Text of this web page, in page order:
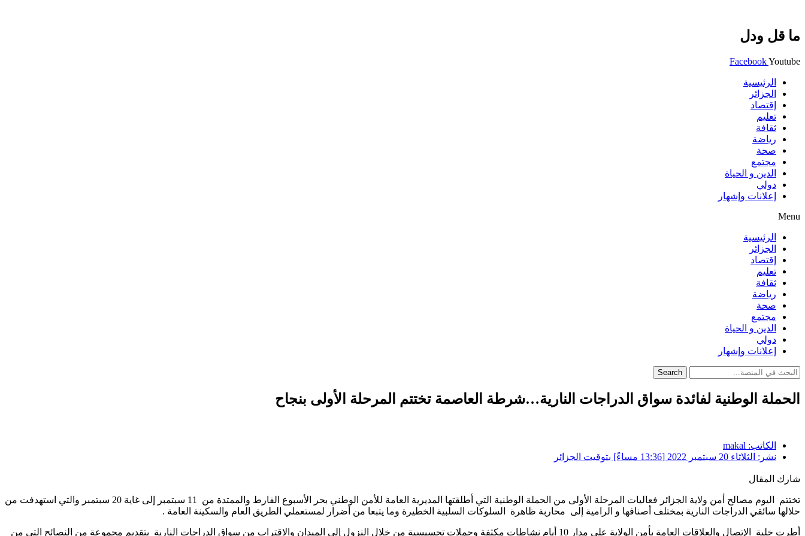
ما قل ودل
FacebookYoutube
الرئيسية
الجزائر
إقتصاد
تعليم
ثقافة
رياضة
صحة
مجتمع
الدين و الحياة
دولي
إعلانات وإشهار
Menu
الرئيسية
الجزائر
إقتصاد
تعليم
ثقافة
رياضة
صحة
مجتمع
الدين و الحياة
دولي
إعلانات وإشهار
Search
الحملة الوطنية لفائدة سواق الدراجات النارية…شرطة العاصمة تختتم المرحلة الأولى بنجاح
الكاتب: makal
نشر: الثلاثاء 20 سبتمبر 2022 [13:36 مساءً] بتوقيت الجزائر
شارك المقال
تختتم اليوم مصالح أمن ولاية الجزائر فعاليات المرحلة الأولى من الحملة الوطنية التي أطلقتها المديرية العامة للأمن الوطني بحر الأسبوع الفارط والممتدة من 11 سبتمبر إلى غاية 20 سبتمبر والتي استهدفت من
حلالها سائقي الدراجات النارية بمختلف أصنافها و الرامية إلى محاربة ظاهرة السلوكات السلبية الخطيرة وما يتبعا من أضرار لمستعملي الطريق العام والسكينة العامة .
أطرت خلية الإتصال والعلاقات العامة بأمن الولاية على مدار 10 أيام نشاطات مكثفة وحملات تحسيسية من خلال النزول إلى الميدان والاقتراب من سواق الدراجات النارية بتقديم مجموعة من النصائح التي من